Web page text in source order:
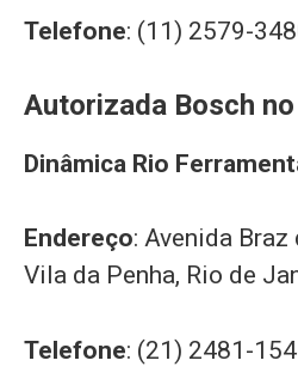
Telefone: (11) 2579-
Autorizada Bosch
Dinâmica Rio
Endereço: Avenida
Vila da Penha, Rio de
Telefone: (21) 2481-